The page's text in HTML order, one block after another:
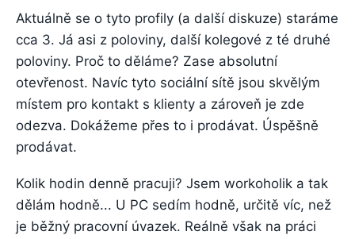
Aktuálně se o tyto profily (a další diskuze) staráme
cca 3. Já asi z poloviny, další kolegové z té druhé
poloviny. Proč to děláme? Zase absolutní
otevřenost. Navíc tyto sociální sítě jsou skvělým
místem pro kontakt s klienty a zároveň je zde
odezva. Dokážeme přes to i prodávat. Úspěšně
prodávat.
Kolik hodin denně pracuji? Jsem workoholik a tak
dělám hodně... U PC sedím hodně, určitě víc, než
je běžný pracovní úvazek. Reálně však na práci